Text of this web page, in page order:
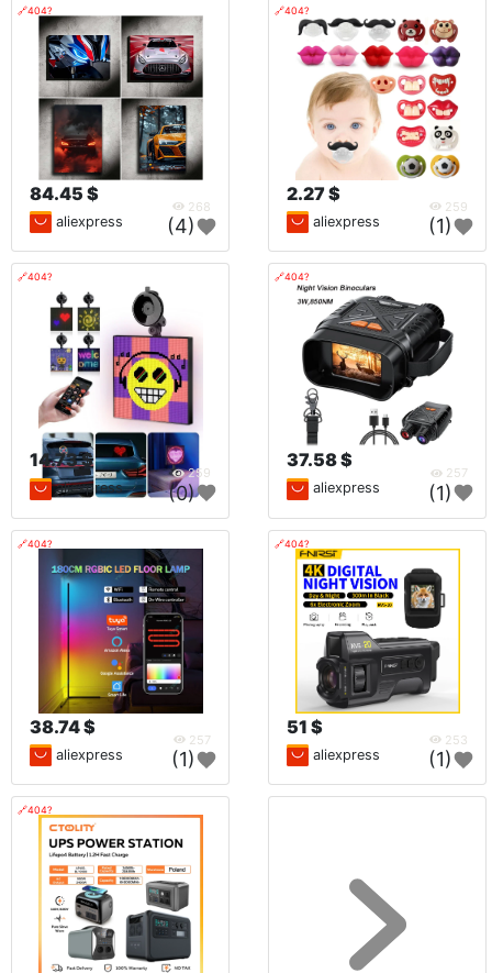
🔗404?
84.45 $
268
aliexpress (4)
🔗404?
2.27 $
259
aliexpress (1)
🔗404?
14.73 $
259
aliexpress (0)
🔗404?
37.58 $
257
aliexpress (1)
🔗404?
38.74 $
257
aliexpress (1)
🔗404?
51 $
253
aliexpress (1)
🔗404?